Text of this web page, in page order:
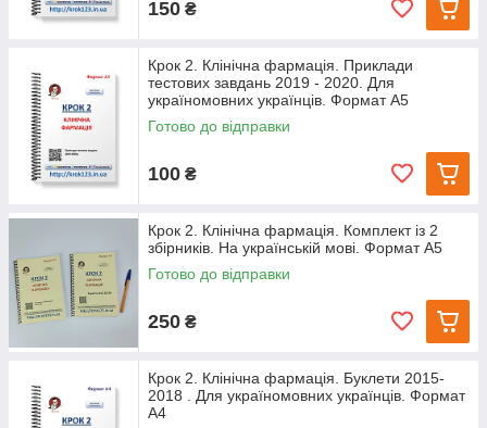
150 ₴
Крок 2. Клінічна фармація. Приклади
тестових завдань 2019 - 2020. Для
україномовних українців. Формат А5
Готово до відправки
100 ₴
Крок 2. Клінічна фармація. Комплект із 2
збірників. На українській мові. Формат А5
Готово до відправки
250 ₴
Крок 2. Клінічна фармація. Буклети 2015-
2018 . Для україномовних українців. Формат
А4